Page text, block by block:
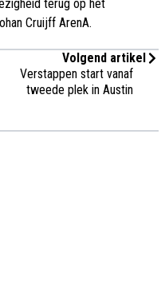
terug op het
Cruijff ArenA.
Volgend artikel
Verstappen start vanaf
tweede plek in Austin